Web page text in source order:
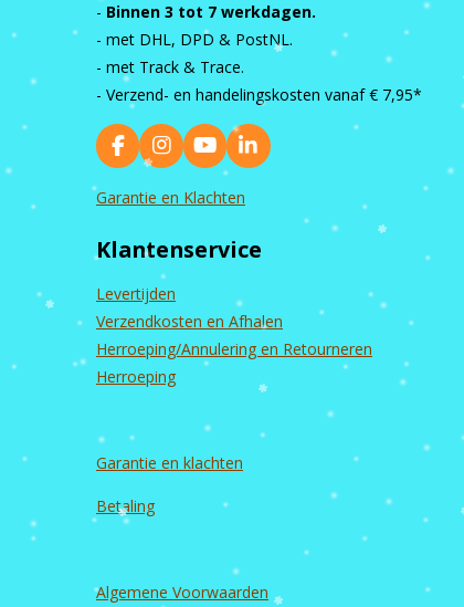
- Binnen 3 tot 7 werkdagen.
- met DHL, DPD & PostNL.
- met Track & Trace.
- Verzend- en handelingskosten vanaf € 7,95*
F
a
c
o
k
I
n
s
g
r
a
m
Y
o
u
b
L
i
d
Garantie en Klachten
Klantenservice
Levertijden
Verzendkosten en Afhalen
Herroeping/Annulering en Retourneren
Herroeping
Garantie en klachten
Betaling
Algemene Voorwaarden